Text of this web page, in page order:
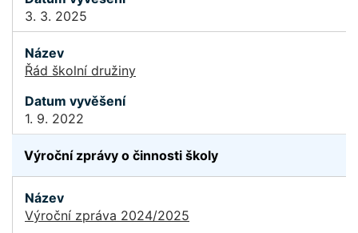
3. 3. 2025
Řád školní družiny
1. 9. 2022
Výroční zprávy o činnosti školy
Výroční zpráva 2024/2025